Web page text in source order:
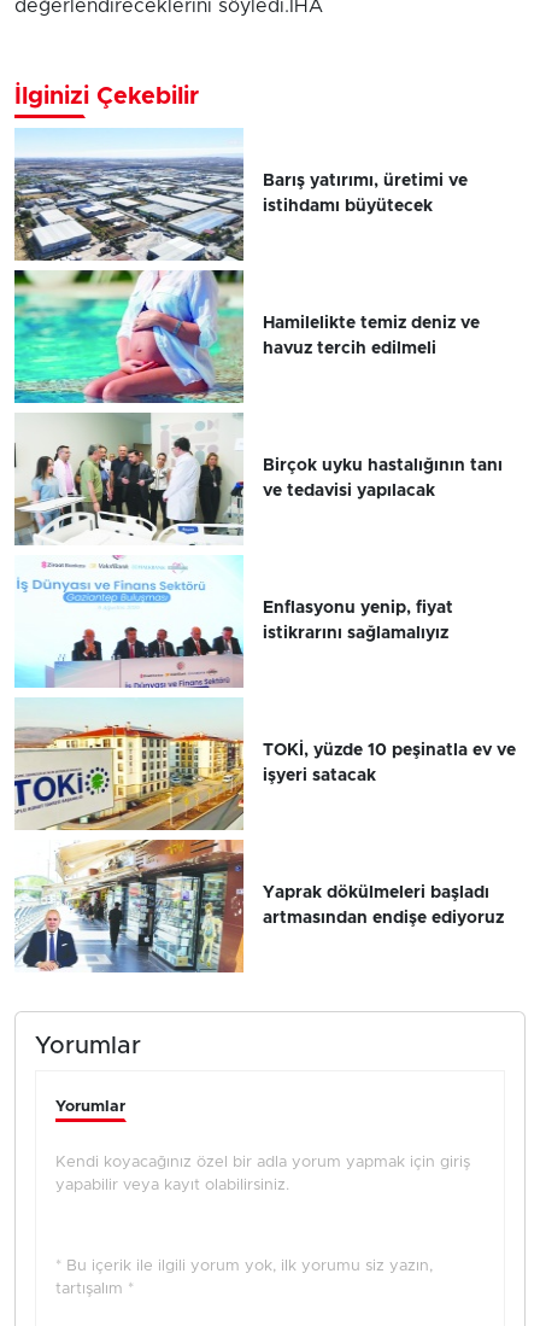
değerlendireceklerini söyledi.İHA
İlginizi Çekebilir
Barış yatırımı, üretimi ve
istihdamı büyütecek
Hamilelikte temiz deniz ve
havuz tercih edilmeli
Birçok uyku hastalığının tanı
ve tedavisi yapılacak
Enflasyonu yenip, fiyat
istikrarını sağlamalıyız
TOKİ, yüzde 10 peşinatla ev ve
işyeri satacak
Yaprak dökülmeleri başladı
artmasından endişe ediyoruz
Yorumlar
Yorumlar
Kendi koyacağınız özel bir adla yorum yapmak için giriş
yapabilir veya kayıt olabilirsiniz.
* Bu içerik ile ilgili yorum yok, ilk yorumu siz yazın,
tartışalım *